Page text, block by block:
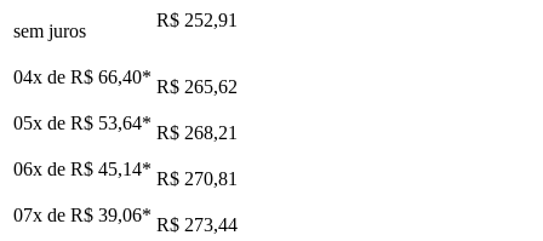
sem juros
R$ 252,91
04x de R$ 66,40* R$ 265,62
05x de R$ 53,64* R$ 268,21
06x de R$ 45,14* R$ 270,81
07x de R$ 39,06* R$ 273,44